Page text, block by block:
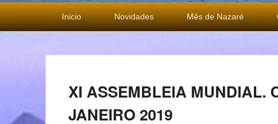
Menu
principal
Inicio Novidades Mês de Nazaré
XI ASSEMBLEIA MUNDIAL.
JANEIRO 2019